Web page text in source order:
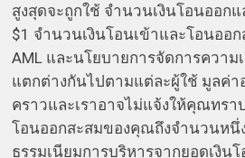
สูงสุดจะถูกใช้ จำนวนเงินโอนออก
$1 จำนวนเงินโอนเข้าและโอนออ
AML และนโยบายการจัดการความ
แตกต่างกันไปตามแต่ละผู้ใช้ มูลค่า
คราวและเราอาจไม่แจ้งให้คุณทรา
โอนออกสะสมของคุณถึงจำนวนหนึ่ง
ธรรมเนียมการบริหารจากยอดเงิน